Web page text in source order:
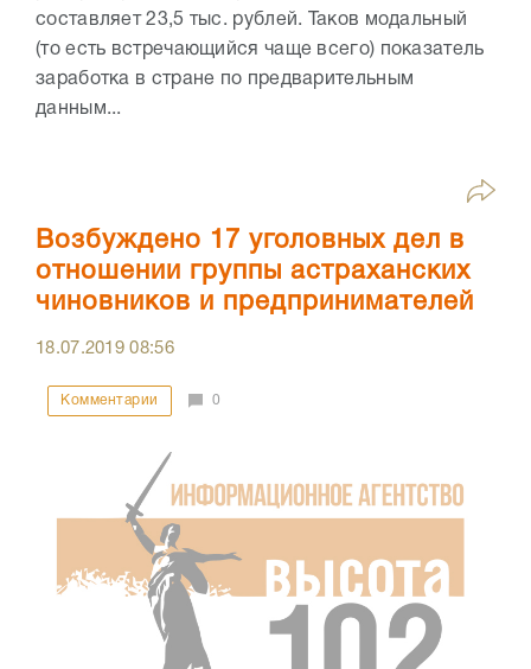
составляет 23,5 тыс. рублей. Таков модальный
(то есть встречающийся чаще всего) показатель
заработка в стране по предварительным
данным...
Возбуждено 17 уголовных дел в
отношении группы астраханских
чиновников и предпринимателей
18.07.201908:56
Комментарии 0